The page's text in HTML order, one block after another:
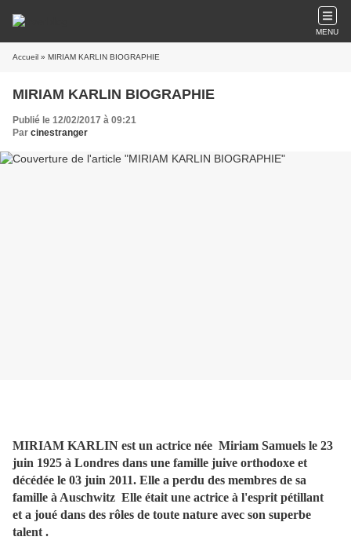
MENU
Accueil » MIRIAM KARLIN BIOGRAPHIE
MIRIAM KARLIN BIOGRAPHIE
Publié le 12/02/2017 à 09:21
Par cinestranger
MIRIAM KARLIN est un actrice née Miriam Samuels le 23
juin 1925 à Londres dans une famille juive orthodoxe et
décédée le 03 juin 2011. Elle a perdu des membres de sa
famille à Auschwitz Elle était une actrice à l'esprit pétillant
et a joué dans des rôles de toute nature avec son superbe
talent .